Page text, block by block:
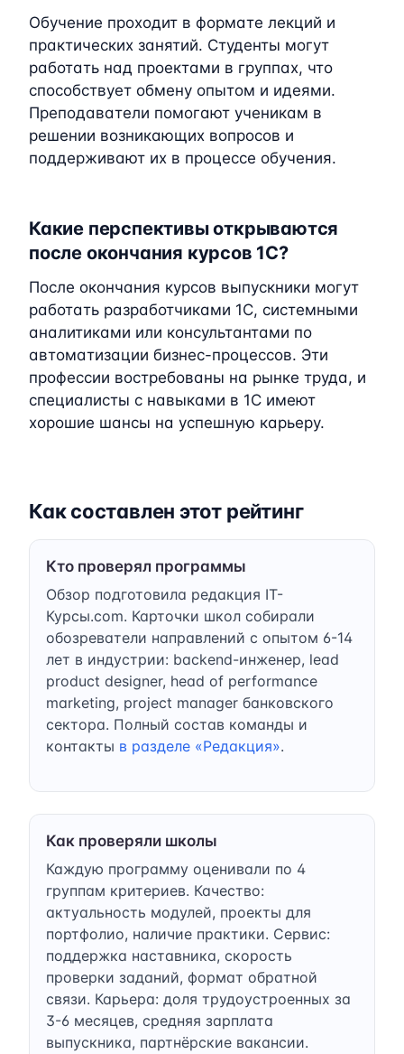
Обучение проходит в формате лекций и
практических занятий. Студенты могут
работать над проектами в группах, что
способствует обмену опытом и идеями.
Преподаватели помогают ученикам в
решении возникающих вопросов и
поддерживают их в процессе обучения.
Какие перспективы открываются
после окончания курсов 1C?
После окончания курсов выпускники могут
работать разработчиками 1C, системными
аналитиками или консультантами по
автоматизации бизнес-процессов. Эти
профессии востребованы на рынке труда, и
специалисты с навыками в 1C имеют
хорошие шансы на успешную карьеру.
Как составлен этот рейтинг
Кто проверял программы
Обзор подготовила редакция IT-
Курсы.com. Карточки школ собирали
обозреватели направлений с опытом 6-14
лет в индустрии: backend-инженер, lead
product designer, head of performance
marketing, project manager банковского
сектора. Полный состав команды и
контакты в разделе «Редакция».
Как проверяли школы
Каждую программу оценивали по 4
группам критериев. Качество:
актуальность модулей, проекты для
портфолио, наличие практики. Сервис:
поддержка наставника, скорость
проверки заданий, формат обратной
связи. Карьера: доля трудоустроенных за
3-6 месяцев, средняя зарплата
выпускника, партнёрские вакансии.